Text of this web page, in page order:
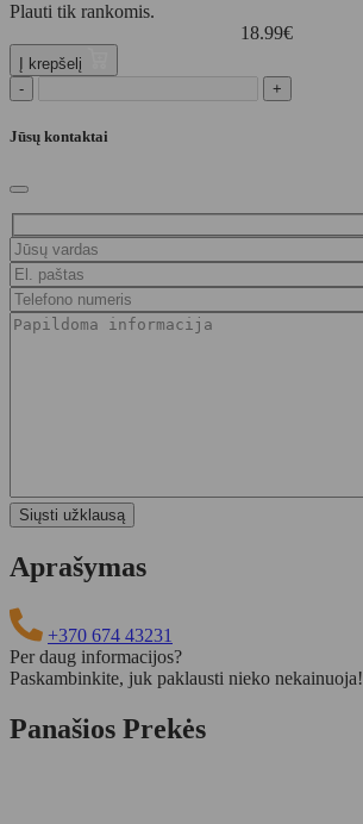
Plauti tik rankomis.
18.99€
Į krepšelį
-
+
Jūsų kontaktai
Aprašymas
+370 674 43231
Per daug informacijos?
Paskambinkite, juk paklausti nieko nekainuoja!
Panašios Prekės